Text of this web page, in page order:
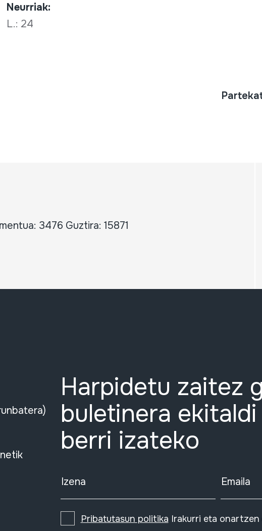
Neurriak:
L.: 24
3476 Guztira: 15871
Harpidetu zaitez
buletinera
berri izateko
Izena Emaila
Pribatutasun politika Irakurri eta